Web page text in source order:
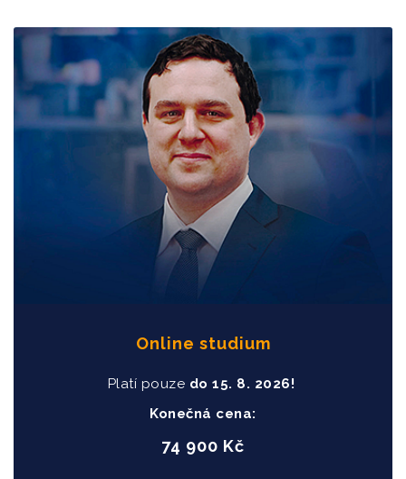
Online studium
Platí pouze do 15. 8. 2026!
Konečná cena:
74 900 Kč